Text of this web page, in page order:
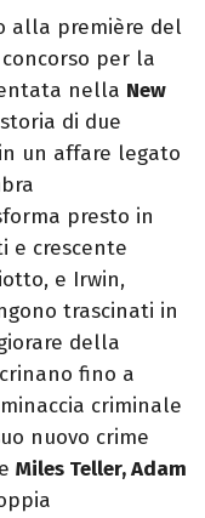
alla première del
per la
nella New
di due
un affare legato
presto in
e crescente
e Irwin,
trascinati in
della
fino a
criminale
nuovo crime
Miles Teller, Adam